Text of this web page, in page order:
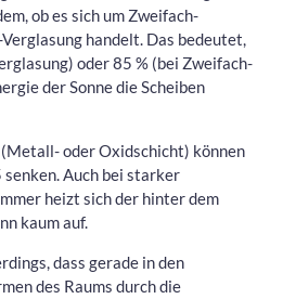
ob es sich um Zweifach-
handelt. Das bedeutet,
oder 85 % (bei Zweifach-
der Sonne die Scheiben
oder Oxidschicht) können
Auch bei starker
heizt sich der hinter dem
kaum auf.
dass gerade in den
des Raums durch die